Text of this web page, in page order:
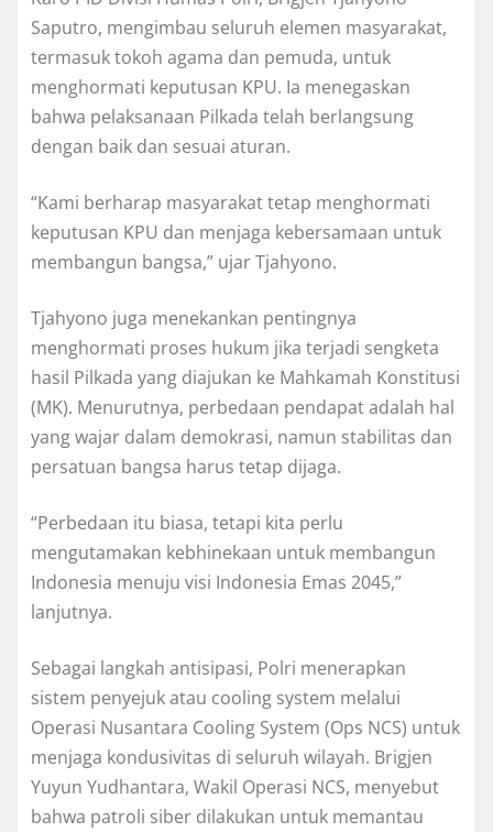
Saputro, mengimbau seluruh elemen masyarakat,
termasuk tokoh agama dan pemuda, untuk
menghormati keputusan KPU. Ia menegaskan
bahwa pelaksanaan Pilkada telah berlangsung
dengan baik dan sesuai aturan.
“Kami berharap masyarakat tetap menghormati
keputusan KPU dan menjaga kebersamaan untuk
membangun bangsa,” ujar Tjahyono.
Tjahyono juga menekankan pentingnya
menghormati proses hukum jika terjadi sengketa
hasil Pilkada yang diajukan ke Mahkamah Konstitusi
(MK). Menurutnya, perbedaan pendapat adalah hal
yang wajar dalam demokrasi, namun stabilitas dan
persatuan bangsa harus tetap dijaga.
“Perbedaan itu biasa, tetapi kita perlu
mengutamakan kebhinekaan untuk membangun
Indonesia menuju visi Indonesia Emas 2045,”
lanjutnya.
Sebagai langkah antisipasi, Polri menerapkan
sistem penyejuk atau cooling system melalui
Operasi Nusantara Cooling System (Ops NCS) untuk
menjaga kondusivitas di seluruh wilayah. Brigjen
Yuyun Yudhantara, Wakil Operasi NCS, menyebut
bahwa patroli siber dilakukan untuk memantau